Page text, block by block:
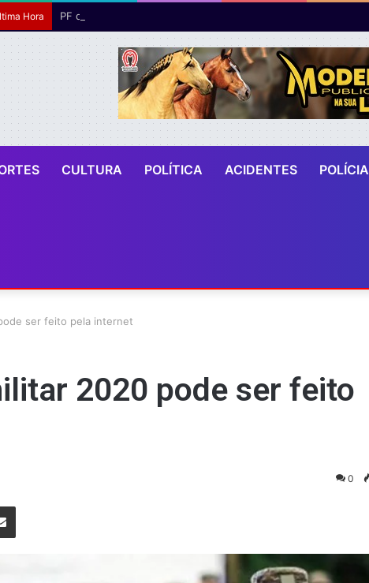
Hora
CULTURA POLÍTICA ACIDENTES POLÍCIA
ser feito pela internet
2020 pode ser feito
0
Compartilhar via e-mail